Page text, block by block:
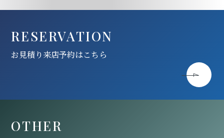
RESERVATION
お見積り来店予約はこちら
OTHER